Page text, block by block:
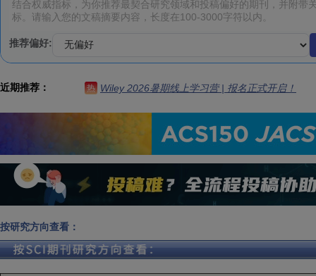
推荐偏好:
近期推荐： 热 Wiley 2026暑期线上学习营 | 报名正式开启！
按研究方向查看：